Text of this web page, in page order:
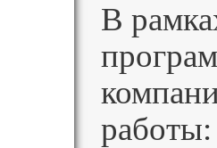
В
работы: